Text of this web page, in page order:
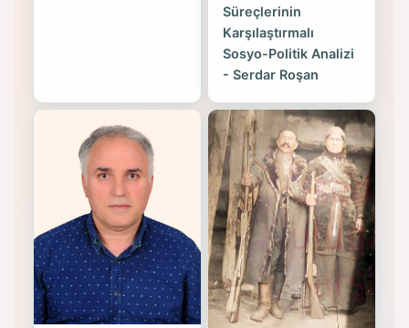
Süreçlerinin
Karşılaştırmalı
Sosyo-Politik Analizi
- Serdar Roşan